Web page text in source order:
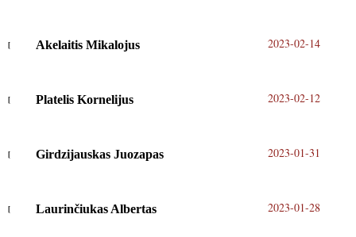
Akelaitis Mikalojus 2023-02-14
Platelis Kornelijus 2023-02-12
Girdzijauskas Juozapas 2023-01-31
Laurinčiukas Albertas 2023-01-28